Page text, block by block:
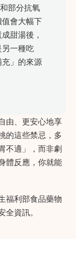
部分抗氧
會大幅下
甜湯後，
一種吃
」的來源
由、更安心地享
的這些禁忌，多
不適」，而非劇
體反應，你就能
福利部食品藥物
資訊。